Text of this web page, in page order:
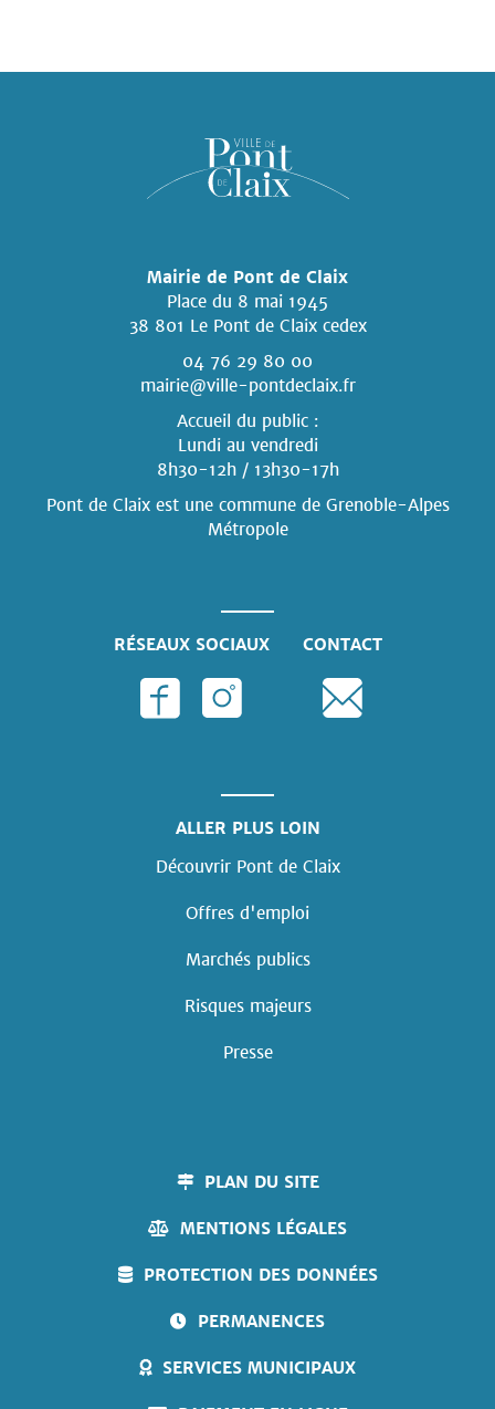
Mairie de Pont de Claix
Place du 8 mai 1945
38 801 Le Pont de Claix cedex
04 76 29 80 00
mairie@ville-pontdeclaix.fr
Accueil du public :
Lundi au vendredi
8h30-12h / 13h30-17h
Pont de Claix est une commune de Grenoble-Alpes
Métropole
RÉSEAUX SOCIAUX CONTACT
ALLER PLUS LOIN
Découvrir Pont de Claix
Offres d'emploi
Marchés publics
Risques majeurs
Presse
PLAN DU SITE
MENTIONS LÉGALES
PROTECTION DES DONNÉES
PERMANENCES
SERVICES MUNICIPAUX